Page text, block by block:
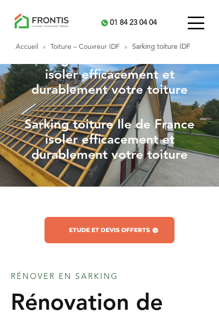
01 84 23 04 04
Accueil » Toiture – Couvreur IDF » Sarking toiture IDF
isoler efficacement et
durablement votre toiture
Sarking toiture Ile de France
isoler efficacement et
durablement votre toiture
ETUDE ET DEVIS OFFERTS
RÉNOVER EN SARKING
Rénovation de